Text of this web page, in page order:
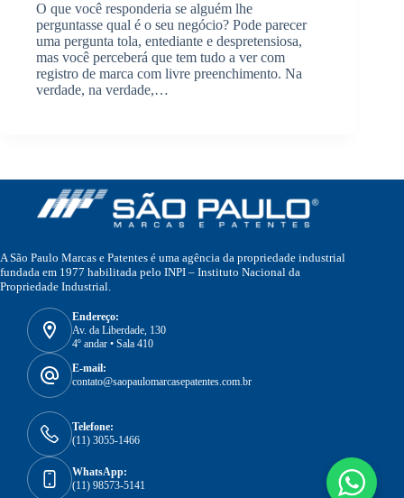
O que você responderia se alguém lhe
perguntasse qual é o seu negócio? Pode parecer
uma pergunta tola, entediante e despretensiosa,
mas você perceberá que tem tudo a ver com
registro de marca com livre preenchimento. Na
verdade, na verdade,…
A São Paulo Marcas e Patentes é uma agência da propriedade industrial
fundada em 1977 habilitada pelo INPI – Instituto Nacional da
Propriedade Industrial.
Endereço:
Av. da Liberdade, 130
4º andar • Sala 410
E-mail:
contato@saopaulomarcasepatentes.com.br
Telefone:
(11) 3055-1466
WhatsApp:
(11) 98573-5141